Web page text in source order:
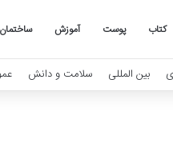
کتاب پوست آموزش ساختمان
بین المللی سلامت و دانش